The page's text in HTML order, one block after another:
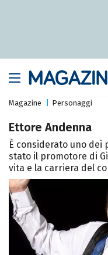
Magazine Personaggi
Ettore Andenna
È considerato uno dei
stato il promotore di
vita e la carriera del